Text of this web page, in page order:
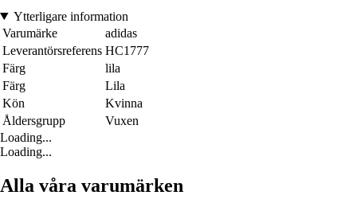
Ytterligare information
Varumärke
adidas
Leverantörsreferens HC1777
Färg
lila
Färg
Lila
Kön
Kvinna
Åldersgrupp
Vuxen
Loading...
Loading...
Alla våra varumärken